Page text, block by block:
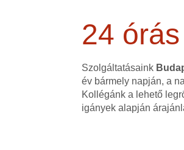
24
Szolgáltatásaink
év bármely napján, a
Kollégánk a lehető
igányek alapján